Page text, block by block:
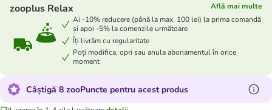
zooplus Relax
Află mai multe
Ai -10% reducere (până la max. 100 lei) la prima comandă
și apoi -5% la comenzile următoare
Îți livrăm cu regularitate
Poți modifica, opri sau anula abonamentul în orice
moment
Câștigă 8 zooPuncte pentru acest produs